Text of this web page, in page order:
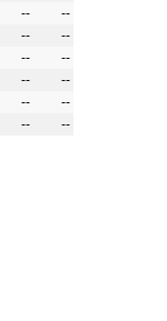
--
--
--
--
--
--
--
--
--
--
-- --